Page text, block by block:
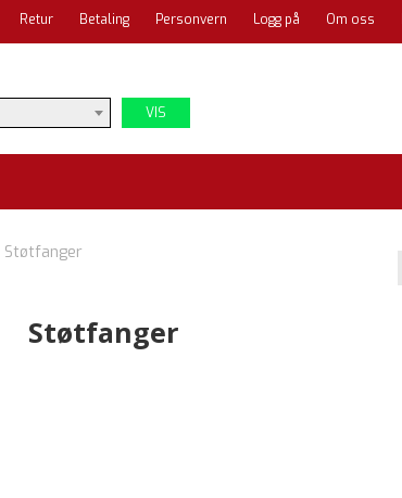
Retur Betaling Personvern Logg på Om oss
VIS
Støtfanger
Støtfanger